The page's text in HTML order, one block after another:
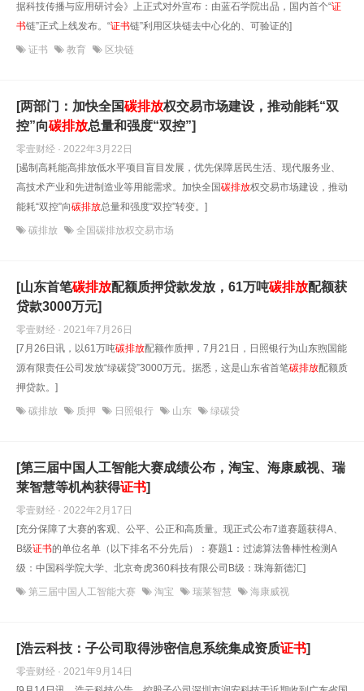
据科技传播与应用研讨会》上正式对外宣布：由蓝石学院出品，国内首个“证
书链”正式上线发布。“证书链”利用区块链去中心化的、可验证的]
证书 教育 区块链
[两部门：加快全国碳排放权交易市场建设，推动能耗“双
控”向碳排放总量和强度“双控”]
零壹财经 · 2022年3月22日
[遏制高耗能高排放低水平项目盲目发展，优先保障居民生活、现代服务业、
高技术产业和先进制造业等用能需求。加快全国碳排放权交易市场建设，推动
能耗“双控”向碳排放总量和强度“双控”转变。]
碳排放 全国碳排放权交易市场
[山东首笔碳排放配额质押贷款发放，61万吨碳排放配额获
贷款3000万元]
零壹财经 · 2021年7月26日
[7月26日讯，以61万吨碳排放配额作质押，7月21日，日照银行为山东煦国能
源有限责任公司发放“绿碳贷”3000万元。据悉，这是山东省首笔碳排放配额质
押贷款。]
碳排放 质押 日照银行 山东 绿碳贷
[第三届中国人工智能大赛成绩公布，淘宝、海康威视、瑞
莱智慧等机构获得证书]
零壹财经 · 2022年2月17日
[充分保障了大赛的客观、公平、公正和高质量。现正式公布7道赛题获得A、
B级证书的单位名单（以下排名不分先后）：赛题1：过滤算法鲁棒性检测A
级：中国科学院大学、北京奇虎360科技有限公司B级：珠海新德汇]
第三届中国人工智能大赛 淘宝 瑞莱智慧 海康威视
[浩云科技：子公司取得涉密信息系统集成资质证书]
零壹财经 · 2021年9月14日